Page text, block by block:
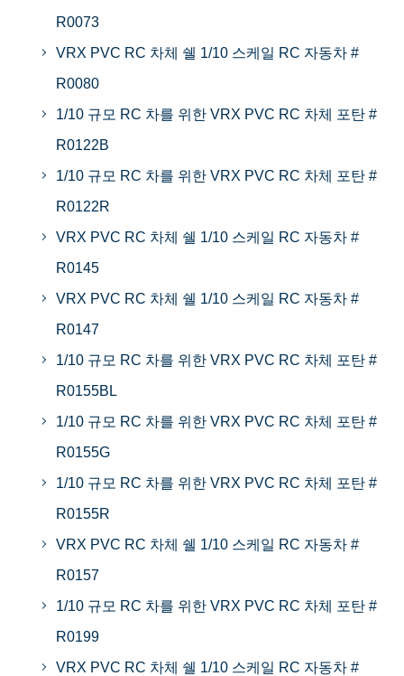
R0073
VRX PVC RC 차체 쉘 1/10 스케일 RC 자동차 #
R0080
1/10 규모 RC 차를 위한 VRX PVC RC 차체 포탄 #
R0122B
1/10 규모 RC 차를 위한 VRX PVC RC 차체 포탄 #
R0122R
VRX PVC RC 차체 쉘 1/10 스케일 RC 자동차 #
R0145
VRX PVC RC 차체 쉘 1/10 스케일 RC 자동차 #
R0147
1/10 규모 RC 차를 위한 VRX PVC RC 차체 포탄 #
R0155BL
1/10 규모 RC 차를 위한 VRX PVC RC 차체 포탄 #
R0155G
1/10 규모 RC 차를 위한 VRX PVC RC 차체 포탄 #
R0155R
VRX PVC RC 차체 쉘 1/10 스케일 RC 자동차 #
R0157
1/10 규모 RC 차를 위한 VRX PVC RC 차체 포탄 #
R0199
VRX PVC RC 차체 쉘 1/10 스케일 RC 자동차 #